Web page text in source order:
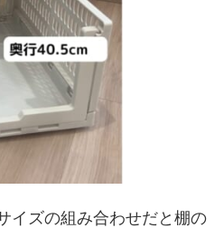
イズの組み合わせだと棚の